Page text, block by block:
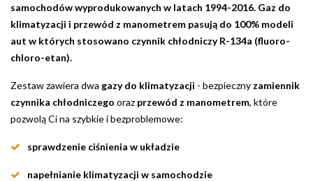
samochodów wyprodukowanych w latach 1994-2016. Gaz do
klimatyzacji i przewód z manometrem pasują do 100% modeli
aut w których stosowano czynnik chłodniczy R-134a (fluoro-
chloro-etan).
Zestaw zawiera dwa gazy do klimatyzacji - bezpieczny zamiennik
czynnika chłodniczego oraz przewód z manometrem, które
pozwolą Ci na szybkie i bezproblemowe:
sprawdzenie ciśnienia w układzie
napełnianie klimatyzacji w samochodzie